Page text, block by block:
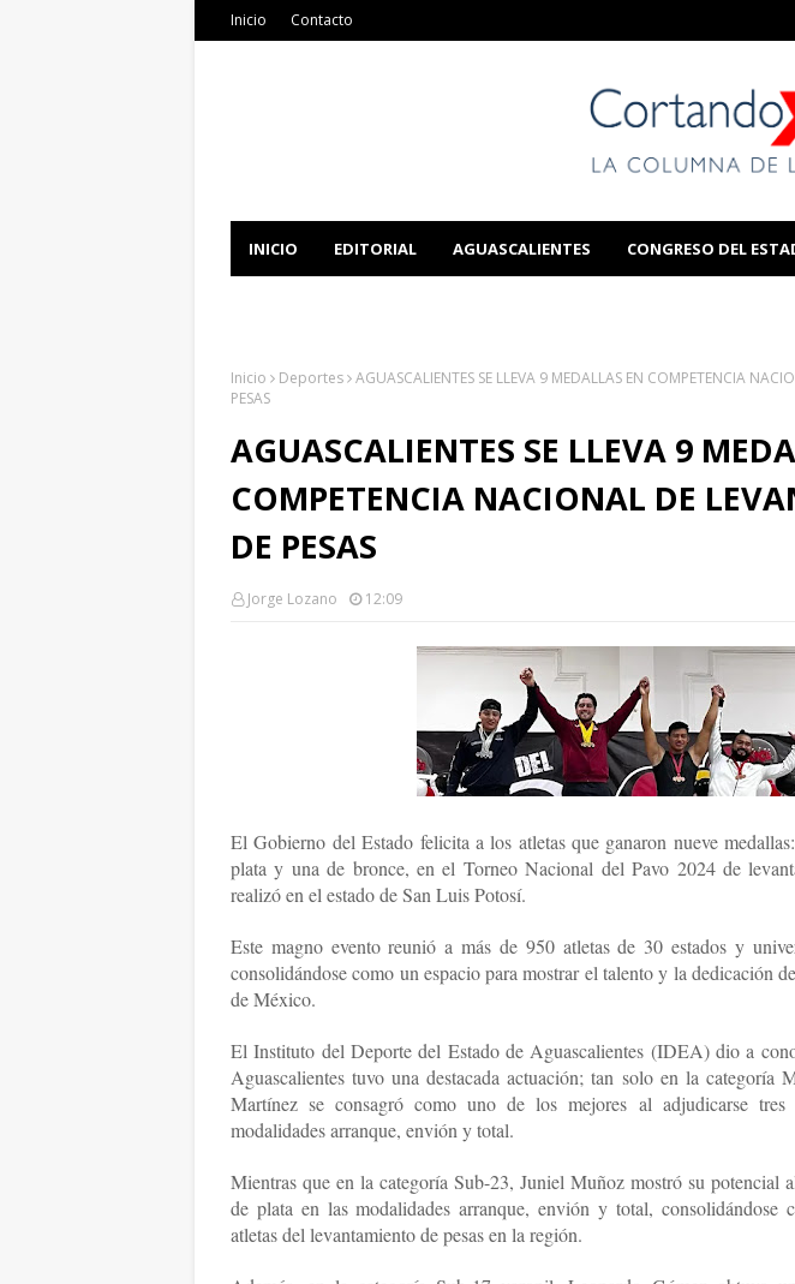
Inicio Contacto
INICIO EDITORIAL AGUASCALIENTES CONGRESO DEL
Inicio Deportes AGUASCALIENTES SE LLEVA 9 MEDALLAS EN COMPETENCIA
PESAS
AGUASCALIENTES SE LLEVA 9
COMPETENCIA NACIONAL DE
DE PESAS
Jorge Lozano 12:09
El Gobierno del Estado felicita a los atletas que ganaron nueve
plata y una de bronce, en el Torneo Nacional del Pavo 2024 de
realizó en el estado de San Luis Potosí.
Este magno evento reunió a más de 950 atletas de 30 estados y
consolidándose como un espacio para mostrar el talento y la dedicación
de México.
El Instituto del Deporte del Estado de Aguascalientes (IDEA) dio a
Aguascalientes tuvo una destacada actuación; tan solo en la categoría
Martínez se consagró como uno de los mejores al adjudicarse
modalidades arranque, envión y total.
Mientras que en la categoría Sub-23, Juniel Muñoz mostró su potencial
de plata en las modalidades arranque, envión y total, consolidándose
atletas del levantamiento de pesas en la región.